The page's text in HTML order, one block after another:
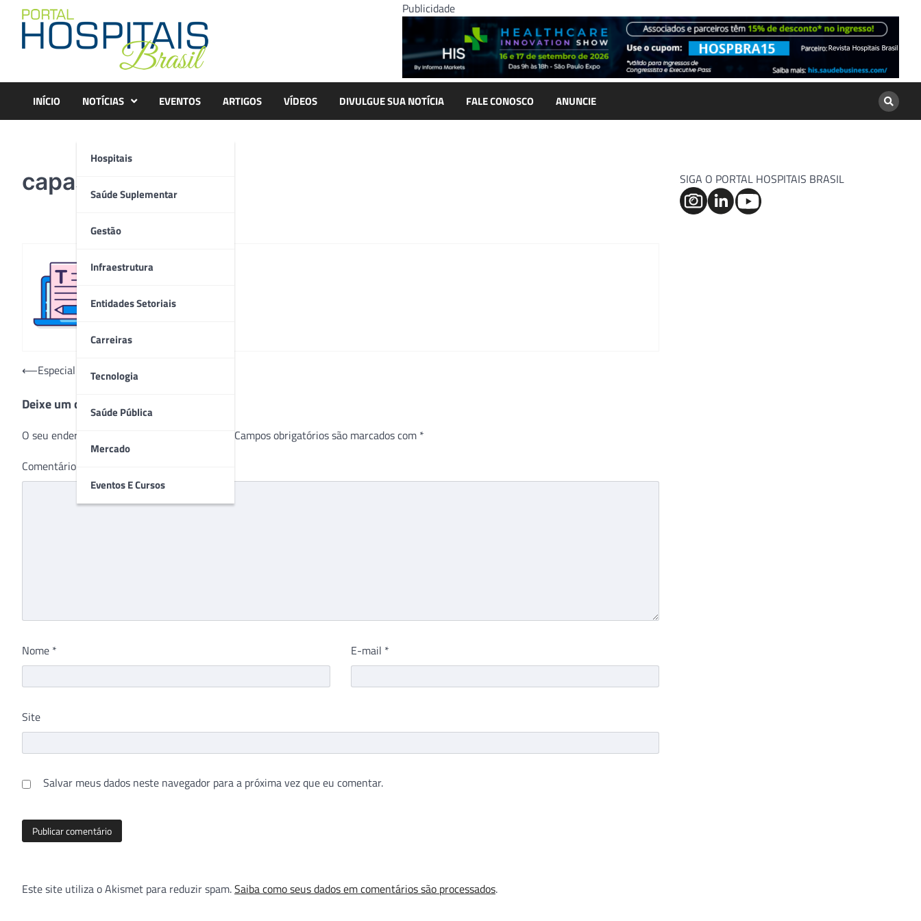
content
Publicidade
INÍCIO NOTÍCIAS
Hospitais
Saúde Suplementar
Gestão
Infraestrutura
Entidades Setoriais
Carreiras
Tecnologia
Saúde Pública
Mercado
Eventos E Cursos
EVENTOS ARTIGOS VÍDEOS DIVULGUE SUA NOTÍCIA FALE CONOSCO ANUNCIE
capasite
Navegação
Post
⟵Especial Hospitalar 2022
Deixe um comentário
O seu endereço de e-mail não será publicado. Campos obrigatórios são marcados com *
Comentário
Nome * E-mail *
Site
Salvar meus dados neste navegador para a próxima vez que eu comentar.
Este site utiliza o Akismet para reduzir spam.Saiba como seus dados em comentários são processados.
SIGA O PORTAL HOSPITAIS BRASIL